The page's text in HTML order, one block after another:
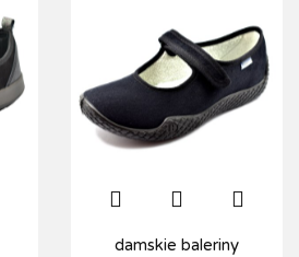
damskie baleriny